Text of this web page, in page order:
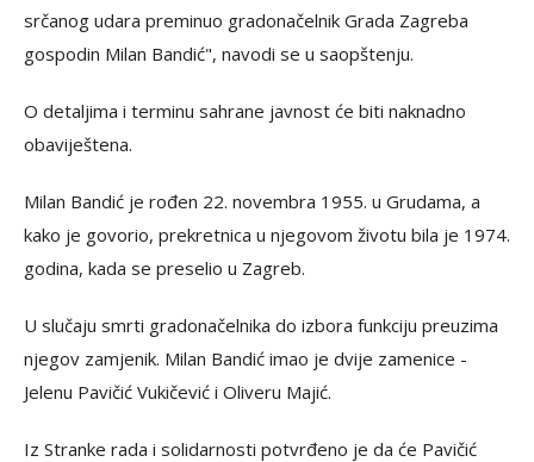
srčanog udara preminuo gradonačelnik Grada Zagreba
gospodin Milan Bandić", navodi se u saopštenju.
O detaljima i terminu sahrane javnost će biti naknadno
obaviještena.
Milan Bandić je rođen 22. novembra 1955. u Grudama, a
kako je govorio, prekretnica u njegovom životu bila je 1974.
godina, kada se preselio u Zagreb.
U slučaju smrti gradonačelnika do izbora funkciju preuzima
njegov zamjenik. Milan Bandić imao je dvije zamenice -
Jelenu Pavičić Vukičević i Oliveru Majić.
Iz Stranke rada i solidarnosti potvrđeno je da će Pavičić